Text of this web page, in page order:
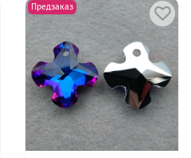
Предзаказ